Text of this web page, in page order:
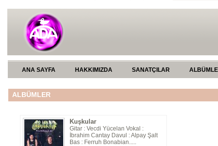
ANA SAYFA HAKKIMIZDA SANATÇILAR
ALBÜMLER
Kuşkular
Gitar : Vecdi Yücelan Vokal :
İbrahim Cantay Davul : Alpay Şalt
Bas : Ferruh Bonabian.....